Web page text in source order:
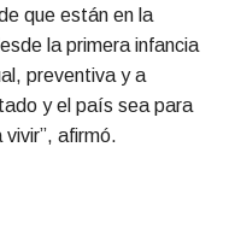
que están en la
la primera infancia
preventiva y a
y el país sea para
afirmó.